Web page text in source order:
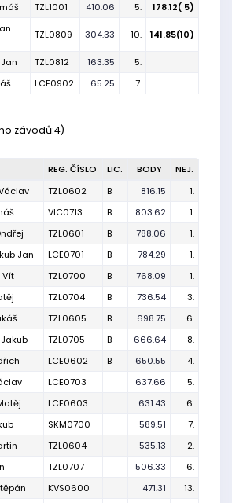
TZL1001 410.06 5. 178.12( 5)
TZL0809 304.33 10. 141.85(10)
TZL0812 163.35
5.
LCE0902 65.25 7.
závodů:4)
REG. ČÍSLO LIC. BODY
NEJ.
TZL0602 B 816.15
1.
VIC0713 B 803.62
1.
TZL0601 B 788.06
1.
Jan LCE0701 B 784.29
1.
Vít TZL0700 B 768.09
1.
TZL0704 B 736.54
3.
TZL0605 B 698.75
6.
TZL0705 B 666.64
8.
LCE0602 B 650.55
4.
LCE0703 637.66
5.
LCE0603 631.43
6.
SKM0700 589.51
7.
TZL0604 535.13
2.
TZL0707 506.33
6.
KVS0600 471.31
13.